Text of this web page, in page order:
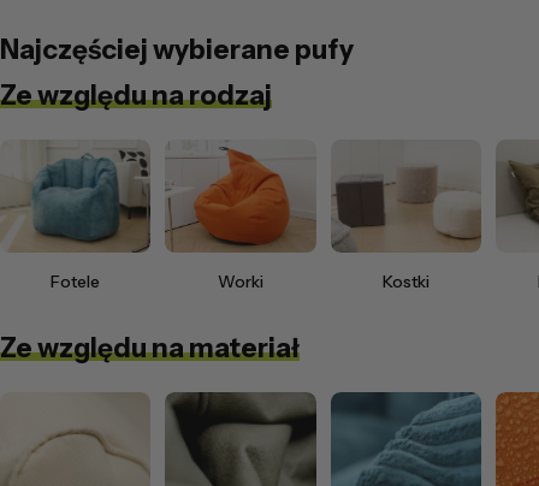
Najczęściej wybierane pufy
Ze względu na rodzaj
Fotele Worki Kostki
Ze względu na materiał